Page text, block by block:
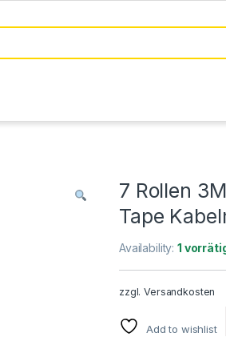
7 Rollen
Tape
Availability:1
zzgl.Versandkosten
Add to wishlist